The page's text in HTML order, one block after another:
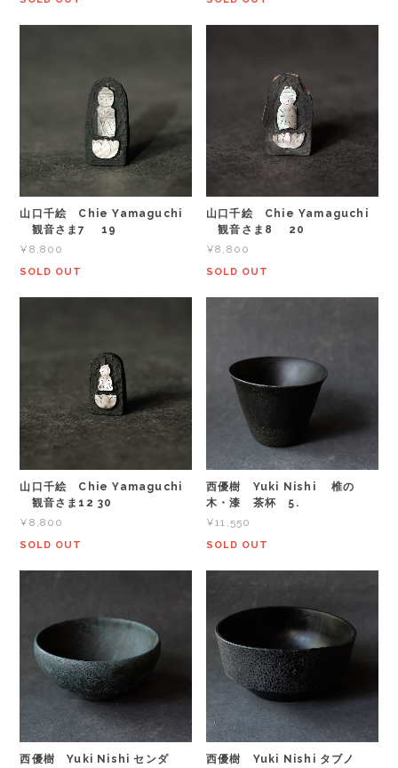
山口千絵 Chie Yamaguchi
観音さま7 19
¥8,800
SOLD OUT
山口千絵 Chie Yamaguchi
観音さま8 20
¥8,800
SOLD OUT
山口千絵 Chie Yamaguchi
観音さま12 30
¥8,800
SOLD OUT
西優樹 Yuki Nishi 椎の
木・漆 茶杯 5.
¥11,550
SOLD OUT
西優樹 Yuki Nishi センダ
西優樹 Yuki Nishi タブノ